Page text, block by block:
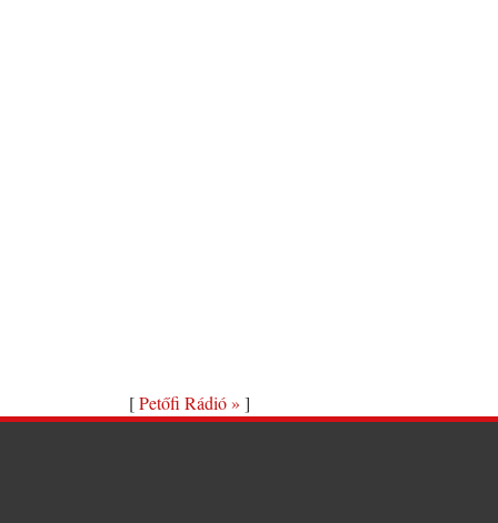
[Petőfi Rádió » ]